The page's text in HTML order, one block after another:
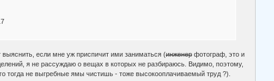
если мне уж приспичит ими заниматься (инженер фотограф, это и
я не рассуждаю о вещах в которых не разбираюсь. Видимо, поэтому,
тогда не выгребные ямы чистишь - тоже высокооплачиваемый труд ?).